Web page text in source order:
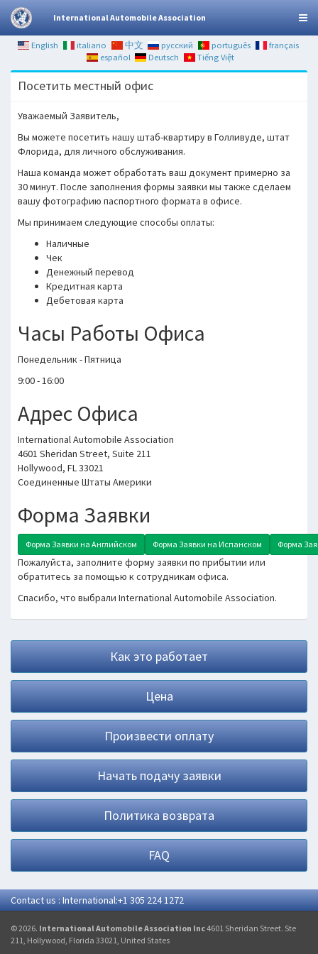
International Automobile Association
English italiano 中文 русский português
français
español
Deutsch Tiếng Việt
Посетить местный офис
Уважаемый Заявитель,
Вы можете посетить нашу штаб-квартиру в Голливуде, штат
Флорида, для личного обслуживания.
Наша команда может обработать ваш документ примерно за
30 минут. После заполнения формы заявки мы также сделаем
вашу фотографию паспортного формата в офисе.
Мы принимаем следующие способы оплаты:
Наличные
Чек
Денежный перевод
Кредитная карта
Дебетовая карта
Часы Работы Офиса
Понедельник - Пятница
9:00 - 16:00
Адрес Офиса
International Automobile Association
4601 Sheridan Street, Suite 211
Hollywood, FL 33021
Соединенные Штаты Америки
Форма Заявки
Форма Заявки на Английском Форма Заявки на Испанском Форма
Пожалуйста, заполните форму заявки по прибытии или
обратитесь за помощью к сотрудникам офиса.
Спасибо, что выбрали International Automobile Association.
Как это работает
Цена
Произвести оплату
Начать подачу заявки
Политика возврата
FAQ
Contact us : International:+1 305 224 1272
© 2026. International Automobile Association Inc4601 Sheridan Street. Ste
211, Hollywood, Florida 33021, United States